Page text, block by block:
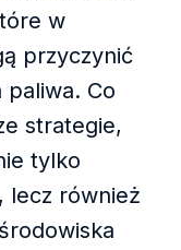
w
przyczynić
paliwa. Co
strategie,
tylko
lecz również